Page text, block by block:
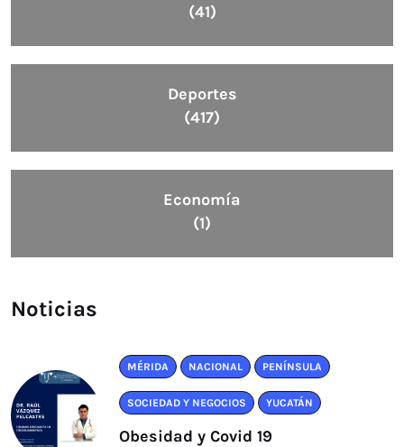
(41)
Deportes
(417)
Economía
(1)
Noticias
MÉRIDA NACIONAL PENÍNSULA
SOCIEDAD Y NEGOCIOS YUCATÁN
Obesidad y Covid 19